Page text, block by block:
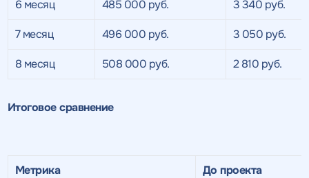
6 месяц 485 000 руб. 3 340 руб.
7 месяц 496 000 руб. 3 050 руб.
8 месяц 508 000 руб. 2 810 руб.
Итоговое сравнение
Метрика До проекта